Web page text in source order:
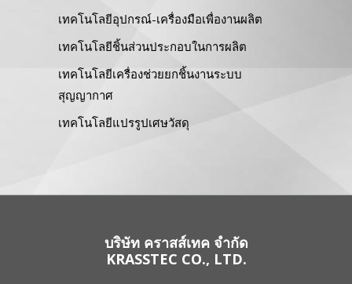
เทคโนโลยีอุปกรณ์-เครื่องมือเพื่องานผลิต
เทคโนโลยีชิ้นส่วนประกอบในการผลิต
เทคโนโลยีเครื่องช่วยยกชิ้นงานระบบ
สุญญากาศ
เทคโนโลยีแปรรูปเศษวัสดุ
บริษัท คราสส์เทค จำกัด
KRASSTEC CO., LTD.